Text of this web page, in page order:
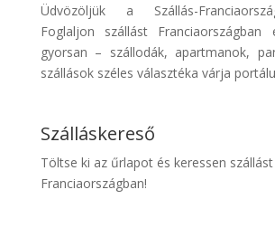
Discover
Cars
Kiwi
Üdvözöljük a Szállás-
Foglaljon szállást Franciaországban
gyorsan – szállodák, apartmanok,
szállások széles választéka várja
Szálláskereső
Töltse ki az űrlapot és keressen szállást
Franciaországban!